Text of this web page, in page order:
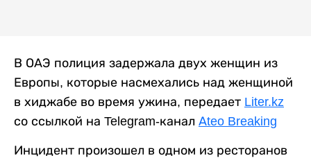
В ОАЭ полиция задержала двух женщин из
Европы, которые насмехались над женщиной
в хиджабе во время ужина, передает Liter.kz
со ссылкой на Telegram-канал Аteo Breaking
Инцидент произошел в одном из ресторанов